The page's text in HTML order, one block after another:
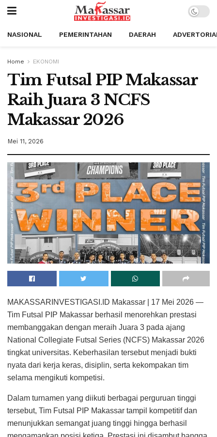
NASIONAL PEMERINTAHAN DAERAH
Home EKONOMI
Tim Futsal PIP Makassar
Raih Juara 3 NCFS
Makassar 2026
Mei 11, 2026
MAKASSARINVESTIGASI.ID Makassar | 17 Mei 2026 —
Tim Futsal PIP Makassar berhasil menorehkan prestasi
membanggakan dengan meraih Juara 3 pada ajang
National Collegiate Futsal Series (NCFS) Makassar 2026
tingkat universitas. Keberhasilan tersebut menjadi bukti
nyata dari kerja keras, disiplin, serta kekompakan tim
selama mengikuti kompetisi.
Dalam turnamen yang diikuti berbagai perguruan tinggi
tersebut, Tim Futsal PIP Makassar tampil kompetitif dan
menunjukkan semangat juang tinggi hingga berhasil